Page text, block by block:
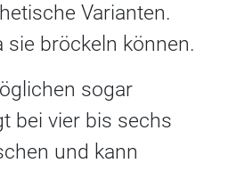
Varianten.
bröckeln können.
sogar
bei vier bis sechs
und kann